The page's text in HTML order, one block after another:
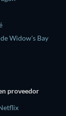
Widow's Bay
proveedor